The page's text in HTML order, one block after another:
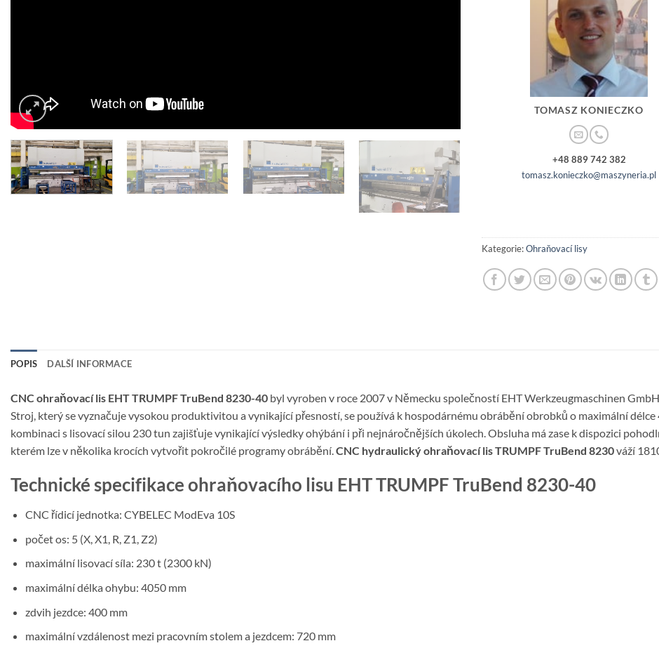
TOMASZ KONIECZKO
+48 889 742 382
tomasz.konieczko@maszyneria.pl
Kategorie:Ohraňovací lisy
POPIS DALŠÍ INFORMACE
CNC ohraňovací lis EHT TRUMPF TruBend 8230-40 byl vyroben v roce 2007 v Německu společností EHT Werkzeugmaschinen
Stroj, který se vyznačuje vysokou produktivitou a vynikající přesností, se používá k hospodárnému obrábění obrobků o maximální
kombinaci s lisovací silou 230 tun zajišťuje vynikající výsledky ohýbání i při nejnáročnějších úkolech. Obsluha má zase k dispozici
kterém lze v několika krocích vytvořit pokročilé programy obrábění. CNC hydraulický ohraňovací lis TRUMPF TruBend 8230váží
Technické specifikace ohraňovacího lisu EHT TRUMPF TruBend 8230-40
CNC řídicí jednotka: CYBELEC ModEva 10S
počet os: 5 (X, X1, R, Z1, Z2)
maximální lisovací síla: 230 t (2300 kN)
maximální délka ohybu: 4050 mm
zdvih jezdce: 400 mm
maximální vzdálenost mezi pracovním stolem a jezdcem: 720 mm